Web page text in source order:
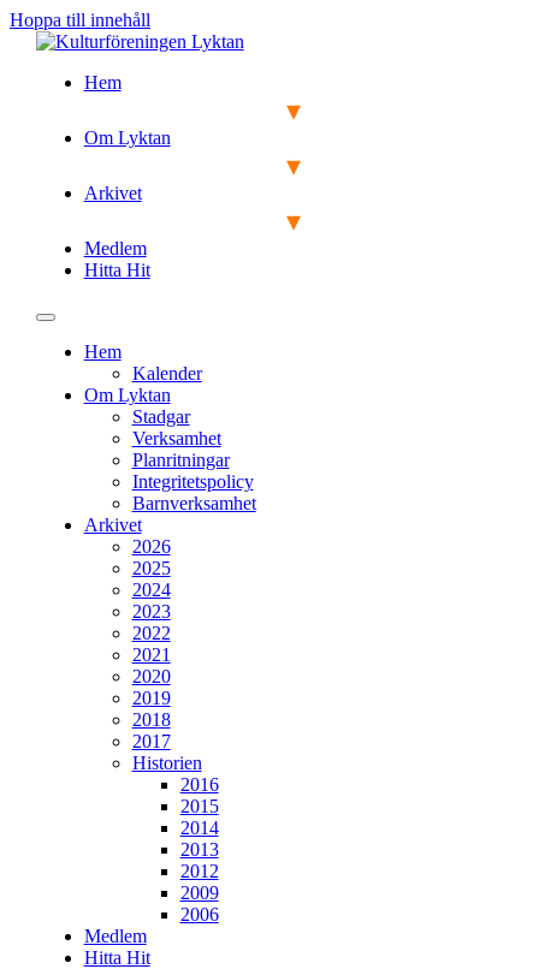
Hoppa till innehåll
Hem
Om Lyktan
Arkivet
Medlem
Hitta Hit
Hem
Kalender
Om Lyktan
Stadgar
Verksamhet
Planritningar
Integritetspolicy
Barnverksamhet
Arkivet
2026
2025
2024
2023
2022
2021
2020
2019
2018
2017
Historien
2016
2015
2014
2013
2012
2009
2006
Medlem
Hitta Hit